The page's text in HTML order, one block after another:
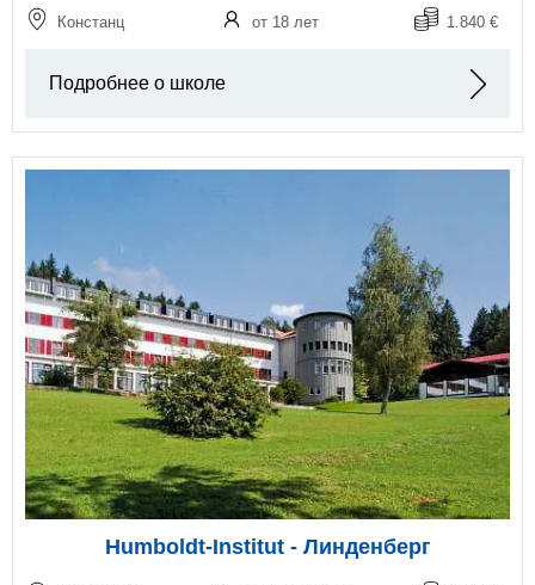
Констанц от 18 лет 1.840 €
Подробнее о школе
Humboldt-Institut - Линденберг